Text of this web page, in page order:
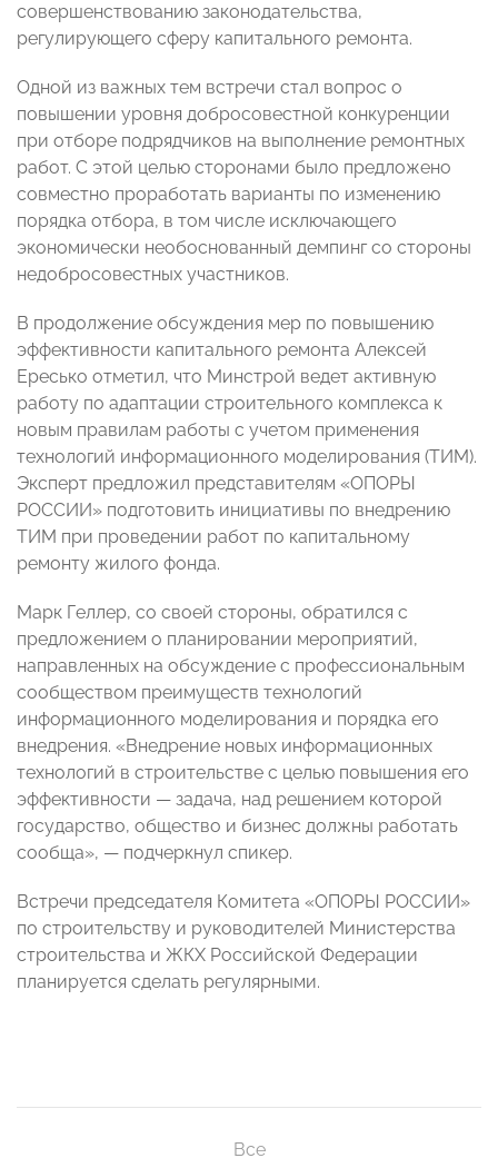
совершенствованию законодательства,
регулирующего сферу капитального ремонта.
Одной из важных тем встречи стал вопрос о
повышении уровня добросовестной конкуренции
при отборе подрядчиков на выполнение ремонтных
работ. С этой целью сторонами было предложено
совместно проработать варианты по изменению
порядка отбора, в том числе исключающего
экономически необоснованный демпинг со стороны
недобросовестных участников.
В продолжение обсуждения мер по повышению
эффективности капитального ремонта Алексей
Ересько отметил, что Минстрой ведет активную
работу по адаптации строительного комплекса к
новым правилам работы с учетом применения
технологий информационного моделирования (ТИМ).
Эксперт предложил представителям «ОПОРЫ
РОССИИ» подготовить инициативы по внедрению
ТИМ при проведении работ по капитальному
ремонту жилого фонда.
Марк Геллер, со своей стороны, обратился с
предложением о планировании мероприятий,
направленных на обсуждение с профессиональным
сообществом преимуществ технологий
информационного моделирования и порядка его
внедрения. «Внедрение новых информационных
технологий в строительстве с целью повышения его
эффективности — задача, над решением которой
государство, общество и бизнес должны работать
сообща», — подчеркнул спикер.
Встречи председателя Комитета «ОПОРЫ РОССИИ»
по строительству и руководителей Министерства
строительства и ЖКХ Российской Федерации
планируется сделать регулярными.
Все